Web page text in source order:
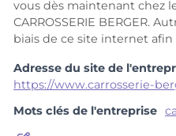
vous dès maintenant chez
CARROSSERIE BERGER.
biais de ce site internet
Adresse du site de
https://www.carrosserie-
Mots clés de l'entreprise